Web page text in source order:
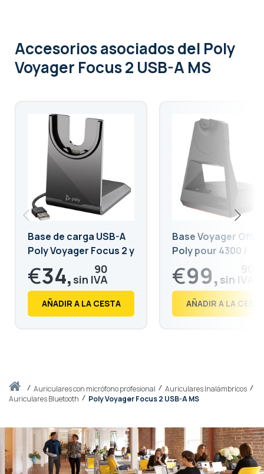
Inicioauriculares con micrófono profesional
Auriculares Inalámbricos
Auriculares Bluetooth
Poly Voyager Focus 2 USB-A MS
Accesorios asociadosdel Poly
Voyager Focus 2 USB-A MS
Base de carga USB-A
Poly Voyager Focus 2 y
Voyager 4300
€34, 90
€ 42,
AÑADIR A LA CESTA
Base Voyager
Poly pour 4300 /
Legend 50 / Focus 2
€99, 90
€ 120,
AÑADIR A LA